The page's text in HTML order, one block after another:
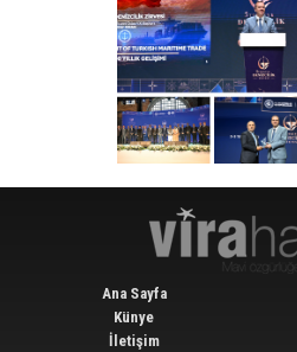
Ana Sayfa
Künye
İletişim